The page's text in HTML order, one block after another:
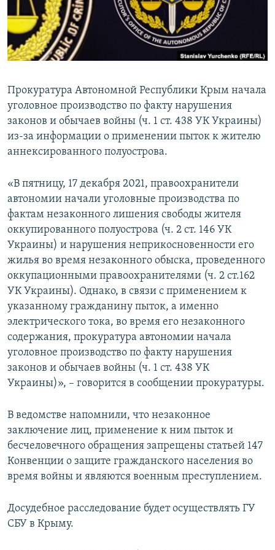
ПОБЕДИТЕЛЕЙ НЕ СУДЯТ?
КРЫМ.НЕПОКОРЕННЫЙ
ELIFBE
ПРИСОЕДИНЯЙТЕСЬ!
Все сайты RFE/RL
Прокуратура Автономной Республики Крым начала
уголовное производство по факту нарушения
законов и обычаев войны (ч. 1 ст. 438 УК Украины)
из-за информации о применении пыток к жителю
аннексированного полуострова.
«В пятницу, 17 декабря 2021, правоохранители
автономии начали уголовные производства по
фактам незаконного лишения свободы жителя
оккупированного полуострова (ч. 2 ст. 146 УК
Украины) и нарушения неприкосновенности его
жилья во время незаконного обыска, проведенного
оккупационными правоохранителями (ч. 2 ст.162
УК Украины). Однако, в связи с применением к
указанному гражданину пыток, а именно
электрического тока, во время его незаконного
содержания, прокуратура автономии начала
уголовное производство по факту нарушения
законов и обычаев войны (ч. 1 ст. 438 УК
Украины)», – говорится в сообщении прокуратуры.
В ведомстве напомнили, что незаконное
заключение лиц, применение к ним пыток и
бесчеловечного обращения запрещены статьей 147
Конвенции о защите гражданского населения во
время войны и являются военным преступлением.
Досудебное расследование будет осуществлять ГУ
СБУ в Крыму.